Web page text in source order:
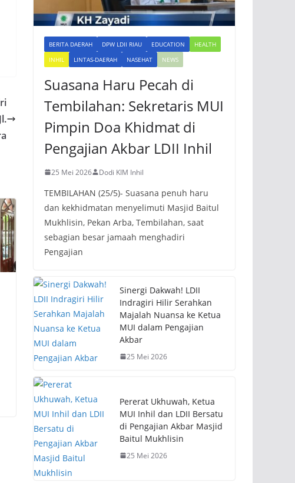
BERITA DAERAH DPW LDII RIAU EDUCATION
HEALTH
INHIL
LINTAS-DAERAH NASEHAT NEWS
Suasana Haru Pecah di
Tembilahan: Sekretaris MUI
Pimpin Doa Khidmat di
Pengajian Akbar LDII Inhil
25 Mei 2026 Dodi KIM Inhil
TEMBILAHAN (25/5)- Suasana penuh haru
dan kekhidmatan menyelimuti Masjid Baitul
Mukhlisin, Pekan Arba, Tembilahan, saat
sebagian besar jamaah menghadiri
Pengajian
Sinergi Dakwah! LDII
Indragiri Hilir Serahkan
Majalah Nuansa ke Ketua
MUI dalam Pengajian
Akbar
25 Mei 2026
Pererat Ukhuwah, Ketua
MUI Inhil dan LDII Bersatu
di Pengajian Akbar Masjid
Baitul Mukhlisin
25 Mei 2026